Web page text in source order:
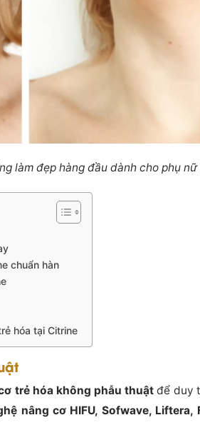
làm đẹp hàng đầu dành cho phụ
chuẩn hàn
hóa tại Citrine
trẻ hóa không phẫu thuật để duy
nâng cơ HIFU, Sofwave, Liftera,